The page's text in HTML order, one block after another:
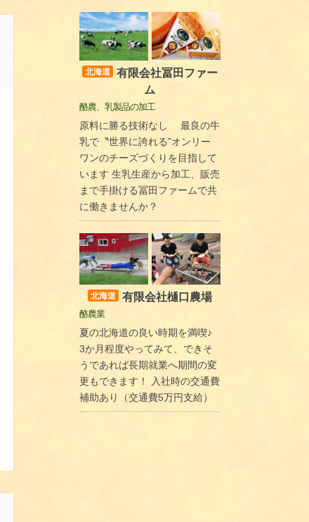
北海道
有限会社冨田ファー
ム
酪農、乳製品の加工
原料に勝る技術なし 最良の牛
乳で〝世界に誇れる”オンリー
ワンのチーズづくりを目指して
います 生乳生産から加工、販売
まで手掛ける冨田ファームで共
に働きませんか？
北海道 有限会社樋口農場
酪農業
夏の北海道の良い時期を満喫♪
3か月程度やってみて、できそ
うであれば長期就業へ期間の変
更もできます！ 入社時の交通費
補助あり（交通費5万円支給）